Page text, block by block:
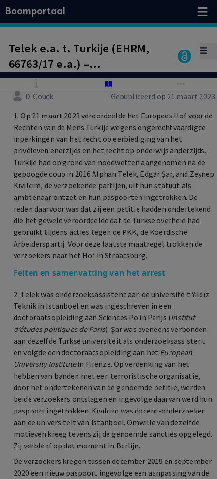
Boomportaal
Telek e.a. t. Turkije (EHRM,
66763/17 e.a.) –
Doctoraatsopleiding
beschermd door recht op
onderwijs? Meer zorgvuldig
onderzoek vereist
D. Couck
Gepubliceerd op 21 maart 2023
1. Op 21 maart 2023 veroordeelde het Europees Hof voor de
Rechten van de Mens Turkije wegens ongerechtvaardigde
inperkingen van het recht op eerbiediging van het
privéleven enerzijds en het recht op onderwijs anderzijds.
Turkije had op grond van noodwetten aangenomen na de
gepoogde coup in 2016 Alphan Telek, Edgar Şar, and Zeynep
Kıvılcım, de verzoekende partijen, uit hun statuut als
ambtenaar ontzet en hun paspoorten ingetrokken. De
reden daarvoor was dat zij een petitie hadden ondertekend
die het geweld veroordeelde dat de Turkse overheid had
gebruikt tijdens acties tegen de PKK, de Koerdische
Arbeiderspartij. Voor deze laatste maatregel trokken de
verzoekers naar het Hof in Straatsburg.
Feiten en samenvatting van het arrest
2. Telek was onderzoeksassistent aan de universiteit Yıldız
Teknik in Istanboel en was ingeschreven in een
doctoraatsopleiding aan Sciences Po in Parijs (Institut
d’études politiques de Paris). Şar was eveneens verbonden
aan dezelfde Turkse universiteit als onderzoeksassistent
en volgde een doctoraatsopleiding aan het European
University Institutein Firenze. Op verdenking van het
hebben van banden met een terroristische organisatie,
door het ondertekenen van de genoemde petitie, werden
beide verzoekers ontslagen en ingevolge daarvan werd hun
paspoort ingetrokken. Kıvılcım was docent-onderzoeker
aan de universiteit van Istanboel. Omwille van dezelfde
motieven kreeg tevens zij de genoemde sancties opgelegd.
Zij verbleef op dat moment in Berlijn.
De verzoekers kregen tussen december 2019 en september
2020 een nieuw paspoort ingevolge een aanpassing van de